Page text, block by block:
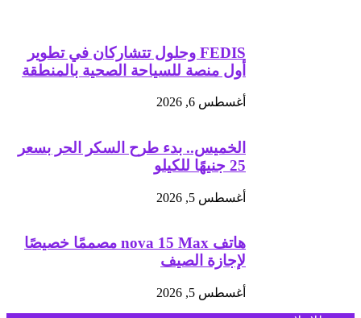
FEDIS وحلول تتشاركان في تطوير
أول منصة للسياحة الصحية بالمنطقة
أغسطس 6, 2026
الخميس.. بدء طرح السكر الحر بسعر
25 جنيهًا للكيلو
أغسطس 5, 2026
هاتف nova 15 Max مصممًا خصيصًا
لإجازة الصيف
أغسطس 5, 2026